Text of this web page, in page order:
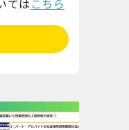
ては こちら